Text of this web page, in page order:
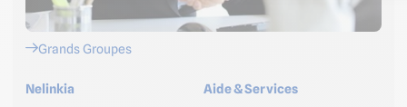
Grands Groupes
Nelinkia
Aide & Services